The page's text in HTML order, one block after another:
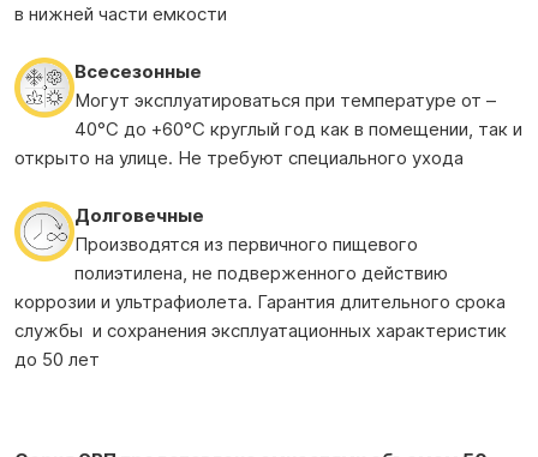
в нижней части емкости
Всесезонные
Могут эксплуатироваться при температуре от –
40°С до +60°С круглый год как в помещении, так и
открыто на улице. Не требуют специального ухода
Долговечные
Производятся из первичного пищевого
полиэтилена, не подверженного действию
коррозии и ультрафиолета. Гарантия длительного срока
службы и сохранения эксплуатационных характеристик
до 50 лет